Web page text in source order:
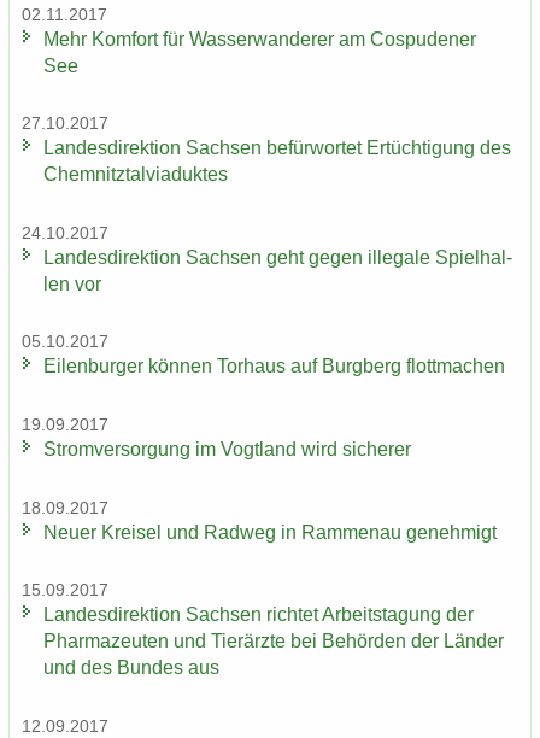
02.11.2017
Mehr Kom­fort für Was­ser­wan­de­rer am Cos­pu­de­ner
See
27.10.2017
Lan­des­di­rek­ti­on Sach­sen be­für­wor­tet Er­tüch­ti­gung des
Chem­nitz­tal­via­duk­tes
24.10.2017
Lan­des­di­rek­ti­on Sach­sen geht gegen il­le­ga­le Spiel­hal­
len vor
05.10.2017
Ei­len­bur­ger kön­nen Tor­haus auf Burg­berg flott­ma­chen
19.09.2017
Strom­ver­sor­gung im Vogt­land wird si­che­rer
18.09.2017
Neuer Krei­sel und Rad­weg in Ram­men­au ge­neh­migt
15.09.2017
Lan­des­di­rek­ti­on Sach­sen rich­tet Ar­beits­ta­gung der
Phar­ma­zeu­ten und Tier­ärz­te bei Be­hör­den der Län­der
und des Bun­des aus
12.09.2017